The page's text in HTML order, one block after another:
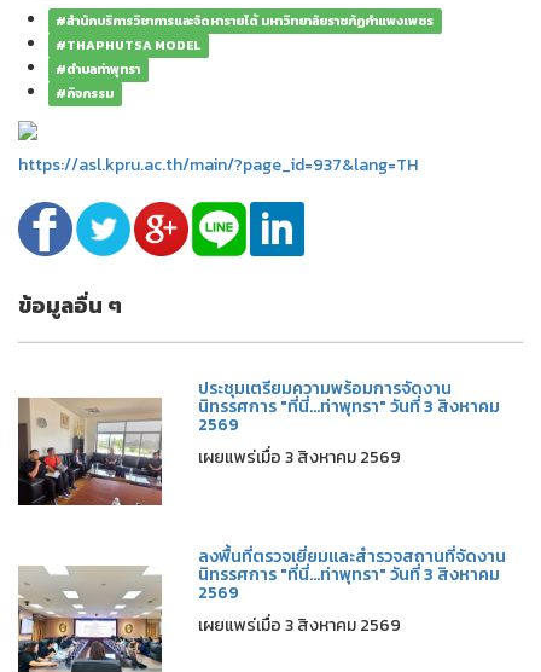
#สำนักบริการวิชาการและจัดหารายได้ มหาวิทยาลัยราชภัฏกำแพงเพชร
#THAPHUTSA MODEL
#ตำบลท่าพุทรา
#กิจกรรม
https://asl.kpru.ac.th/main/?page_id=937&lang=TH
ข้อมูลอื่น ๆ
ประชุมเตรียมความพร้อมการจัดงาน
นิทรรศการ "ที่นี่...ท่าพุทรา" วันที่ 3 สิงหาคม
2569
เผยแพร่เมื่อ 3 สิงหาคม 2569
ลงพื้นที่ตรวจเยี่ยมและสำรวจสถานที่จัดงาน
นิทรรศการ "ที่นี่...ท่าพุทรา" วันที่ 3 สิงหาคม
2569
เผยแพร่เมื่อ 3 สิงหาคม 2569